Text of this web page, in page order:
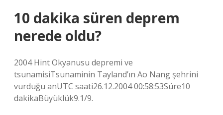
10 dakika süren deprem
nerede oldu?
2004 Hint Okyanusu depremi ve
tsunamisiTsunaminin Tayland’ın Ao Nang şehrini
vurduğu anUTC saati26.12.2004 00:58:53Süre10
dakikaBüyüklük9.1/9.